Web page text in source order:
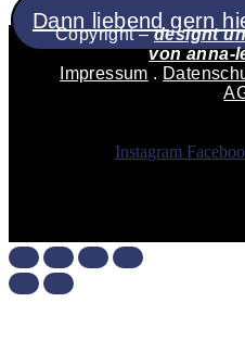
Dann liebend gern
Copyright –designt
vonanna-
Impressum .
Instagram